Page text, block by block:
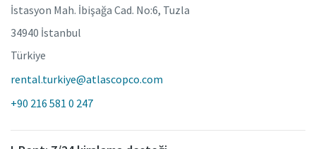
İstasyon Mah. İbişağa Cad. No:6, Tuzla
34940 İstanbul
Türkiye
rental.turkiye@atlascopco.com
+90 216 581 0 247